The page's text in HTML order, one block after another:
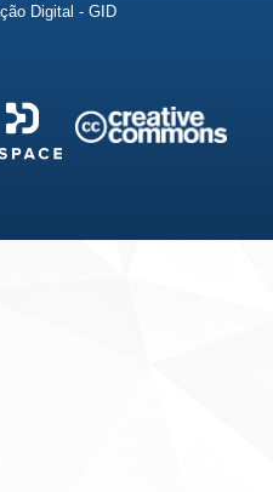
Digital - GID